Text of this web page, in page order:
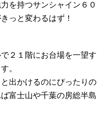
を持つサンシャイン６０
っと変わるはず！
２１階にお台場を一望す
。
出かけるのにぴったりの
富士山や千葉の房総半島